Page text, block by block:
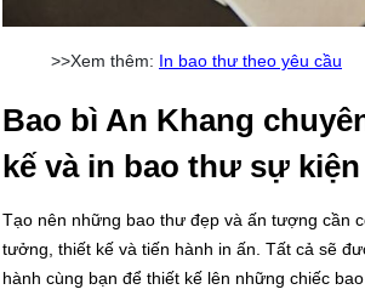
>>Xem thêm: In bao thư theo yêu cầu
Bao bì An Khang
kế và in bao thư sự kiện
Tạo nên những bao thư đẹp và ấn tượng cần
tưởng, thiết kế và tiến hành in ấn. Tất cả sẽ
hành cùng bạn để thiết kế lên những chiếc